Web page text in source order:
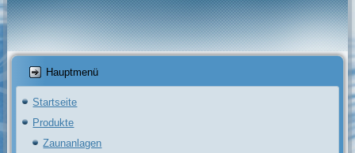
Hauptmenü
Startseite
Produkte
Zaunanlagen